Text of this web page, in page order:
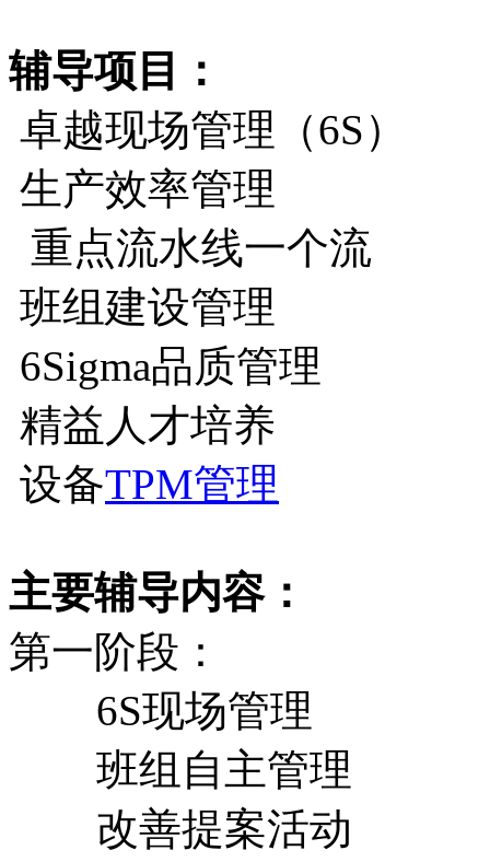
辅导项目：
卓越现场管理（6S）
生产效率管理
重点流水线一个流
班组建设管理
6Sigma品质管理
精益人才培养
设备TPM管理
主要辅导内容：
第一阶段：
6S现场管理
班组自主管理
改善提案活动